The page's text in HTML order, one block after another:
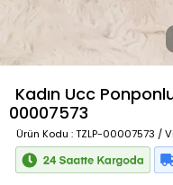
Kadın Ucc
00007573
Ürün Kodu : TZLP-00007573 /